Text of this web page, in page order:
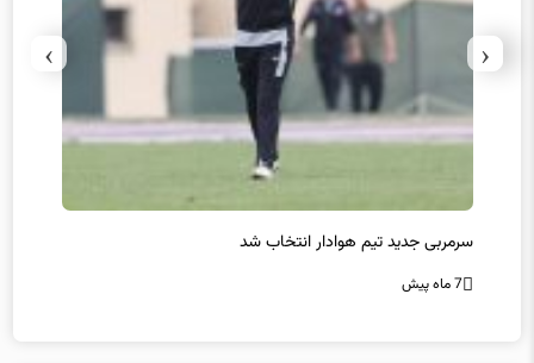
سرمربی جدید تیم هوادار انتخاب شد
7 ماه پیش
‹
›